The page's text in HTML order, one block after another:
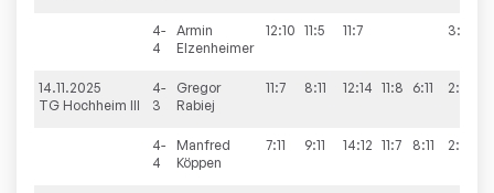
4-
4
Armin
Elzenheimer
12:10 11:5 11:7 3:0
14.11.2025
TG Hochheim III
4-
3
Gregor
Rabiej
11:7 8:11 12:14 11:8 6:11 2:3
4-
4
Manfred
Köppen
7:11 9:11 14:12 11:7 8:11 2:3